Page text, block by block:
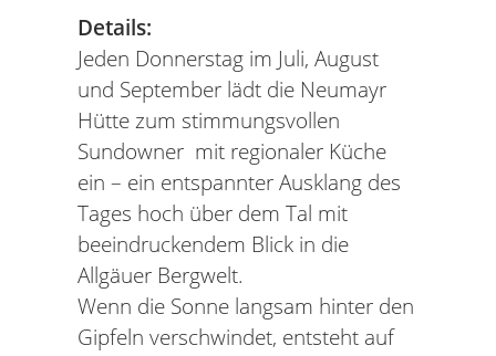
Details:
Jeden Donnerstag im Juli, August
und September lädt die Neumayr
Hütte zum stimmungsvollen
Sundowner mit regionaler Küche
ein – ein entspannter Ausklang des
Tages hoch über dem Tal mit
beeindruckendem Blick in die
Allgäuer Bergwelt.
Wenn die Sonne langsam hinter den
Gipfeln verschwindet, entsteht auf